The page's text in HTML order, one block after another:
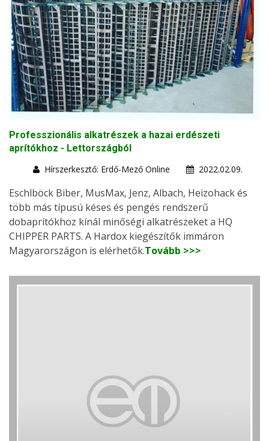
Professzionális alkatrészek a hazai erdészeti
aprítókhoz - Lettországból
Hírszerkesztő: Erdő-Mező Online
2022.02.09.
Eschlböck Biber, MusMax, Jenz, Albach, Heizohack és
több más típusú késes és pengés rendszerű
dobaprítókhoz kínál minőségi alkatrészeket a HQ
CHIPPER PARTS. A Hardox kiegészítők immáron
Magyarországon is elérhetők.Tovább >>>